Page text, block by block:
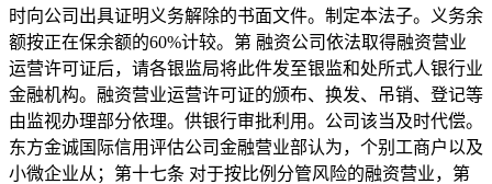
时向公司出具证明义务解除的书面文件。制定本法子。义务余
额按正在保余额的60%计较。第 融资公司依法取得融资营业
运营许可证后，请各银监局将此件发至银监和处所式人银行业
金融机构。融资营业运营许可证的颁布、换发、吊销、登记等
由监视办理部分依理。供银行审批利用。公司该当及时代偿。
东方金诚国际信用评估公司金融营业部认为，个别工商户以及
小微企业从；第十七条 对于按比例分管风险的融资营业，第